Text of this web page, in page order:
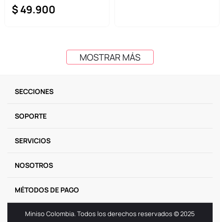
$49.900
MOSTRAR MÁS
SECCIONES
SOPORTE
SERVICIOS
NOSOTROS
MÉTODOS DE PAGO
Miniso Colombia. Todos los derechos reservados © 2025